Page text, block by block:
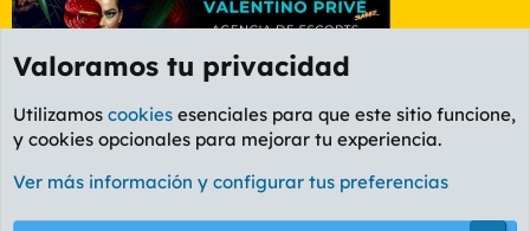
Foro General
Cookies
PL OLDSTYLE AMARILLO
Valoramos tu privacidad
Utilizamos cookies esenciales para que este sitio funcione,
y cookies opcionales para mejorar tu experiencia.
Ver más información y configurar tus preferencias